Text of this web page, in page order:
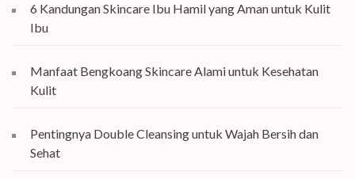
6 Kandungan Skincare Ibu Hamil yang Aman untuk Kulit
Ibu
Manfaat Bengkoang Skincare Alami untuk Kesehatan
Kulit
Pentingnya Double Cleansing untuk Wajah Bersih dan
Sehat